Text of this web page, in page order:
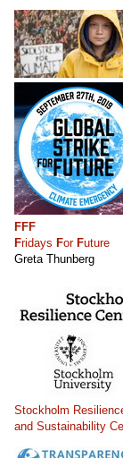
FFF
Fridays For Future
Greta Thunberg
Stockholm
and Sustainability